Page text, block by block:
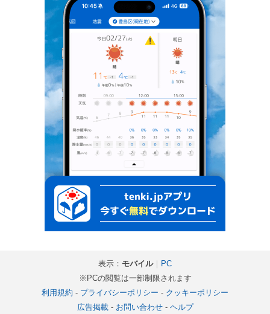
表示： モバイル｜ PC
※PCの閲覧は一部制限されます
利用規約 - プライバシーポリシー - クッキーポリシー
広告掲載- お問い合わせ- ヘルプ